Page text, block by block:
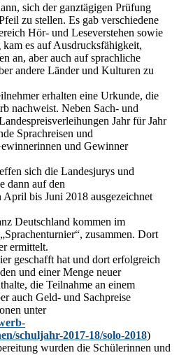
sich der ganztägigen Prüfung
zu stellen. Es gab verschiedene
Hör- und Leseverstehen sowie
es auf Ausdrucksfähigkeit,
an, aber auch auf sprachliche
andere Länder und Kulturen zu
erhalten eine Urkunde, die
nachweist. Neben Sach- und
Jahr für Jahr
Sprachreisen und
und Gewinner
sich die Landesjurys und
dann auf den
bis Juni 2018 ausgezeichnet
Deutschland kommen im
zusammen. Dort
ermittelt.
geschafft hat und dort erfolgreich
und einer Menge neuer
die Teilnahme an einem
auch Geld- und Sachpreise
unter
schuljahr-2017-18/solo-2018)
wurden die Schülerinnen und